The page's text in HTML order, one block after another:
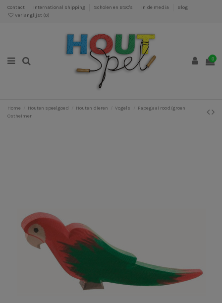
Contact International shipping Scholen en BSO's In de media
Blog
Verlanglijst (0)
0
Home Houten speelgoed Houten dieren Vogels
Papegaai rood/groen
Ostheimer